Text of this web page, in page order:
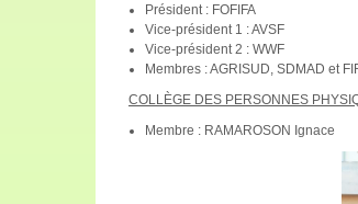
Président : FOFIFA
Vice-président 1 : AVSF
Vice-président 2 : WWF
Membres : AGRISUD, SDMAD et
COLLÈGE DES PERSONNES
Membre : RAMAROSON Ignace